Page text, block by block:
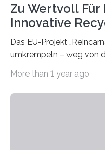
Zu Wertvoll Für
Innovative
Das EU-Projekt
umkrempeln – weg von
Kreislaufwirtschaft Bei
More than 1 year ago